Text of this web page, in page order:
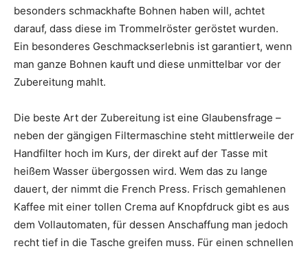
besonders schmackhafte Bohnen haben will, achtet
darauf, dass diese im Trommelröster geröstet wurden.
Ein besonderes Geschmackserlebnis ist garantiert, wenn
man ganze Bohnen kauft und diese unmittelbar vor der
Zubereitung mahlt.
Die beste Art der Zubereitung ist eine Glaubensfrage –
neben der gängigen Filtermaschine steht mittlerweile der
Handfilter hoch im Kurs, der direkt auf der Tasse mit
heißem Wasser übergossen wird. Wem das zu lange
dauert, der nimmt die French Press. Frisch gemahlenen
Kaffee mit einer tollen Crema auf Knopfdruck gibt es aus
dem Vollautomaten, für dessen Anschaffung man jedoch
recht tief in die Tasche greifen muss. Für einen schnellen